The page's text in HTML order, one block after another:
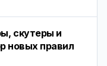
скутеры и
новых правил